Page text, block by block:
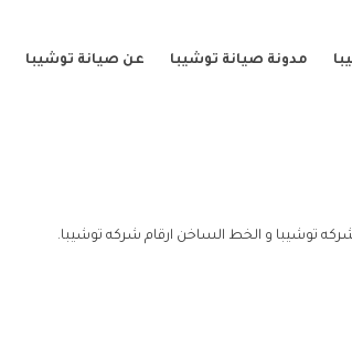
مدونة صيانة توشيبا عن صيانة توشيبا
توشيبا و الخط الساخن ارقام شركه توشيبا.